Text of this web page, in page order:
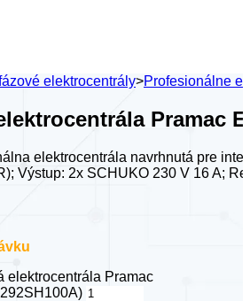
elektrocentrály>Profesionálne
Pramac
elektrocentrála navrhnutá pre
Výstup: 2x SCHUKO 230 V 16 A;
elektrocentrála Pramac